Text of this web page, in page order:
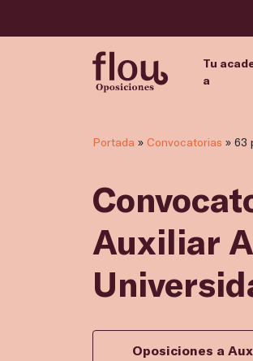
Tu
a
Portada » Convocatorias » 63
Auxiliar
Oposiciones a